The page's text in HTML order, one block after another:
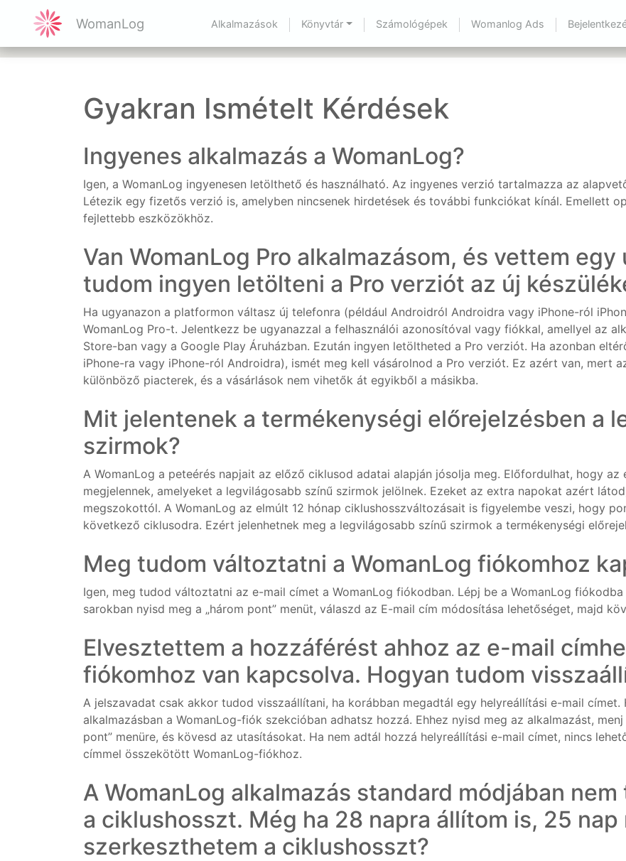
WomanLog Alkalmazások Könyvtár Számológépek Womanlog Ads
Gyakran Ismételt Kérdések
Ingyenes alkalmazás a WomanLog?
Igen, a WomanLog ingyenesen letölthető és használható. Az ingyenes verzió tartalmazza az
Létezik egy fizetős verzió is, amelyben nincsenek hirdetések és további funkciókat kínál. Emellett
fejlettebb eszközökhöz.
Van WomanLog Pro alkalmazásom, és vettem
tudom ingyen letölteni a Pro verziót az új
Ha ugyanazon a platformon váltasz új telefonra (például Androidról Androidra vagy iPhone-ról
WomanLog Pro-t. Jelentkezz be ugyanazzal a felhasználói azonosítóval vagy fiókkal, amellyel az
Store-ban vagy a Google Play Áruházban. Ezután ingyen letöltheted a Pro verziót. Ha azonban
iPhone-ra vagy iPhone-ról Androidra), ismét meg kell vásárolnod a Pro verziót. Ez azért van, mert
különböző piacterek, és a vásárlások nem vihetők át egyikből a másikba.
Mit jelentenek a termékenységi előrejelzésben a
szirmok?
A WomanLog a peteérés napjait az előző ciklusod adatai alapján jósolja meg. Előfordulhat, hogy
megjelennek, amelyeket a legvilágosabb színű szirmok jelölnek. Ezeket az extra napokat azért
megszokottól. A WomanLog az elmúlt 12 hónap ciklushosszváltozásait is figyelembe veszi, hogy
következő ciklusodra. Ezért jelenhetnek meg a legvilágosabb színű szirmok a termékenységi
Meg tudom változtatni a WomanLog fiókomhoz
Igen, meg tudod változtatni az e-mail címet a WomanLog fiókodban. Lépj be a WomanLog
sarokban nyisd meg a „három pont” menüt, válaszd az E-mail cím módosítása lehetőséget, majd
Elvesztettem a hozzáférést ahhoz az e-mail
fiókomhoz van kapcsolva. Hogyan tudom
A jelszavadat csak akkor tudod visszaállítani, ha korábban megadtál egy helyreállítási e-mail címet.
alkalmazásban a WomanLog-fiók szekcióban adhatsz hozzá. Ehhez nyisd meg az alkalmazást,
pont” menüre, és kövesd az utasításokat. Ha nem adtál hozzá helyreállítási e-mail címet, nincs
címmel összekötött WomanLog-fiókhoz.
A WomanLog alkalmazás standard módjában
a ciklushosszt. Még ha 28 napra állítom is, 25 nap
szerkeszthetem a ciklushosszt?